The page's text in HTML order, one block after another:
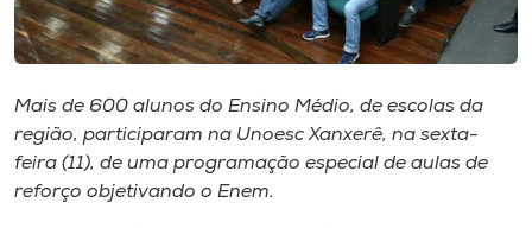
Unoesc
Selecione
Mais de 600 alunos do Ensino Médio, de escolas da
região, participaram na Unoesc Xanxerê, na sexta-
feira (11), de uma programação especial de aulas de
reforço objetivando o Enem.